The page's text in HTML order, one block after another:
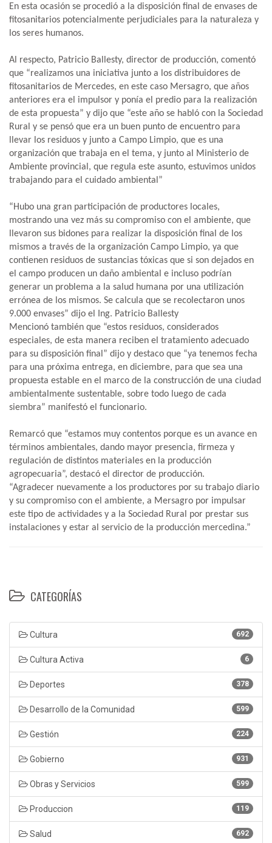
En esta ocasión se procedió a la disposición final de envases de
fitosanitarios potencialmente perjudiciales para la naturaleza y
los seres humanos.
Al respecto, Patricio Ballesty, director de producción, comentó
que “realizamos una iniciativa junto a los distribuidores de
fitosanitarios de Mercedes, en este caso Mersagro, que años
anteriores era el impulsor y ponía el predio para la realización
de esta propuesta” y dijo que “este año se habló con la Sociedad
Rural y se pensó que era un buen punto de encuentro para
llevar los residuos y junto a Campo Limpio, que es una
organización que trabaja en el tema, y junto al Ministerio de
Ambiente provincial, que regula este asunto, estuvimos unidos
trabajando para el cuidado ambiental”
“Hubo una gran participación de productores locales,
mostrando una vez más su compromiso con el ambiente, que
llevaron sus bidones para realizar la disposición final de los
mismos a través de la organización Campo Limpio, ya que
contienen residuos de sustancias tóxicas que si son dejados en
el campo producen un daño ambiental e incluso podrían
generar un problema a la salud humana por una utilización
errónea de los mismos. Se calcula que se recolectaron unos
9.000 envases” dijo el Ing. Patricio Ballesty
Mencionó también que “estos residuos, considerados
especiales, de esta manera reciben el tratamiento adecuado
para su disposición final” dijo y destaco que “ya tenemos fecha
para una próxima entrega, en diciembre, para que sea una
propuesta estable en el marco de la construcción de una ciudad
ambientalmente sustentable, sobre todo luego de cada
siembra” manifestó el funcionario.
Remarcó que “estamos muy contentos porque es un avance en
términos ambientales, dando mayor presencia, firmeza y
regulación de distintos materiales en la producción
agropecuaria”, destacó el director de producción.
“Agradecer nuevamente a los productores por su trabajo diario
y su compromiso con el ambiente, a Mersagro por impulsar
este tipo de actividades y a la Sociedad Rural por prestar sus
instalaciones y estar al servicio de la producción mercedina.”
CATEGORÍAS
692
Cultura
6
Cultura Activa
378
Deportes
599
Desarrollo de la Comunidad
224
Gestión
931
Gobierno
599
Obras y Servicios
119
Produccion
692
Salud